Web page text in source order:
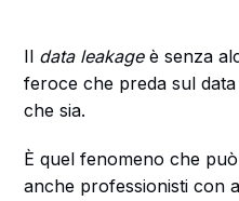
Il data leakageè senza
feroce che preda sul
che sia.
È quel fenomeno che
anche professionisti con